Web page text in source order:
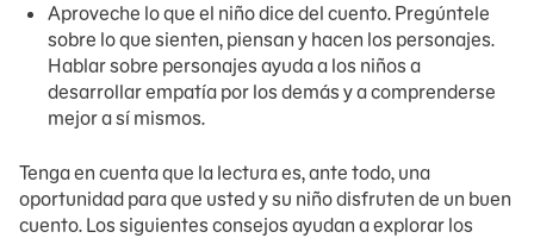
Aproveche lo que el niño dice del cuento. Pregúntele
sobre lo que sienten, piensan y hacen los personajes.
Hablar sobre personajes ayuda a los niños a
desarrollar empatía por los demás y a comprenderse
mejor a sí mismos.
Tenga en cuenta que la lectura es, ante todo, una
oportunidad para que usted y su niño disfruten de un buen
cuento. Los siguientes consejos ayudan a explorar los